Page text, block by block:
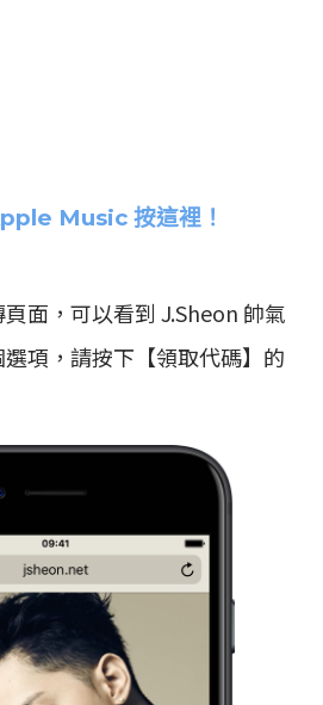
Music 按這裡！
面，可以看到 J.Sheon 帥氣
項，請按下【領取代碼】的